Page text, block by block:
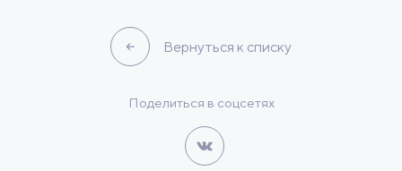
Вернуться к списку
Поделиться в соцсетях